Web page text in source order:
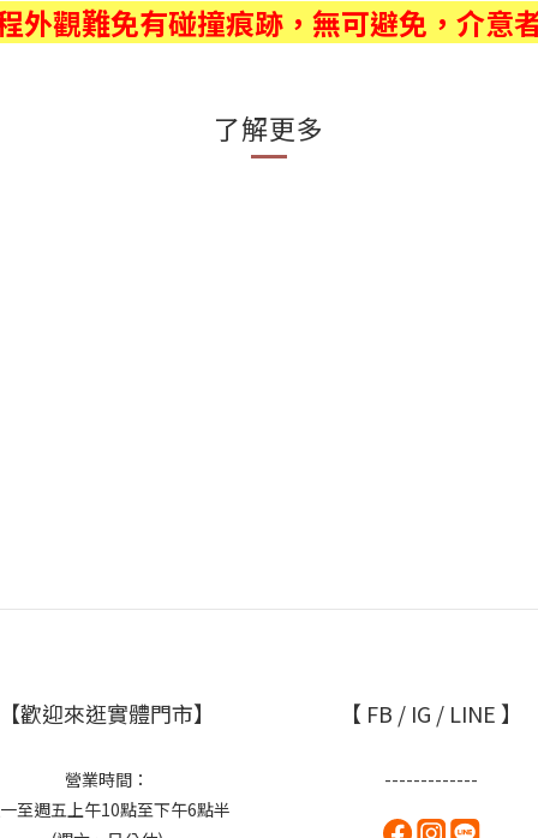
外觀難免有碰撞痕跡，無可避免，介意
了解更多
歡迎來逛實體門市】
營業時間：
至週五上午10點至下午6點半
【 FB / IG / LINE 】
-------------